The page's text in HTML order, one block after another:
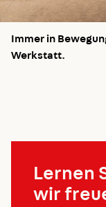
Immer in
Werkstatt.
Lernen
wir